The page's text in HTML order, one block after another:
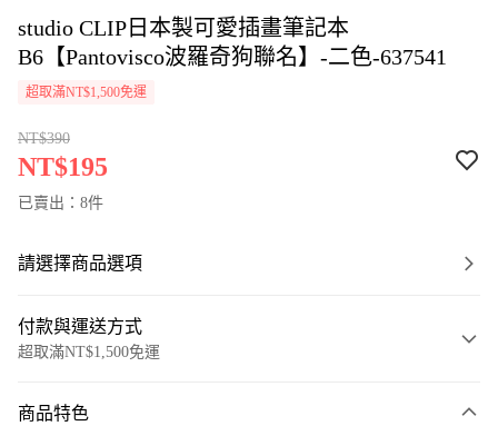
studio CLIP日本製可愛插畫筆記本
B6【Pantovisco波羅奇狗聯名】-二色-637541
超取滿NT$1,500免運
NT$390
NT$195
已賣出：8件
請選擇商品選項
付款與運送方式
超取滿NT$1,500免運
信用卡一次付款
商品特色